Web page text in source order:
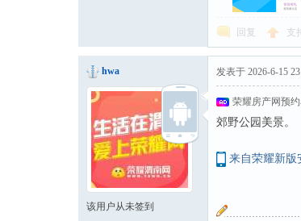
回复 支
hwa
该用户从未签到
发表于 2026-6-15
荣耀房产网预
郊野公园美景。
来自荣耀新版